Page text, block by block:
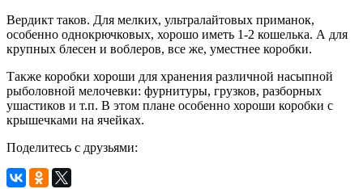
Вердикт таков. Для мелких, ультралайтовых приманок,
особенно однокрючковых, хорошо иметь 1-2 кошелька. А для
крупных блесен и воблеров, все же, уместнее коробки.
Также коробки хороши для хранения различной насыпной
рыболовной мелочевки: фурнитуры, грузков, разборных
ушастиков и т.п. В этом плане особенно хороши коробки с
крышечками на ячейках.
Поделитесь с друзьями: